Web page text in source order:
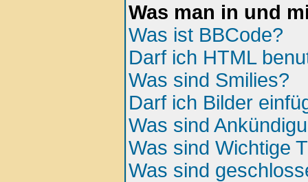
Was man in und
Was ist BBCode?
Darf ich HTML
Was sind Smilies?
Darf ich Bilder
Was sind
Was sind Wichtige
Was sind